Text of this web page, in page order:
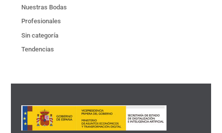
Nuestras Bodas
Profesionales
Sin categoría
Tendencias